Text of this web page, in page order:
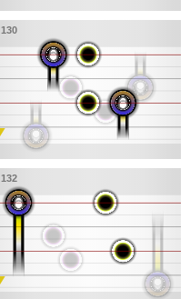
130
132